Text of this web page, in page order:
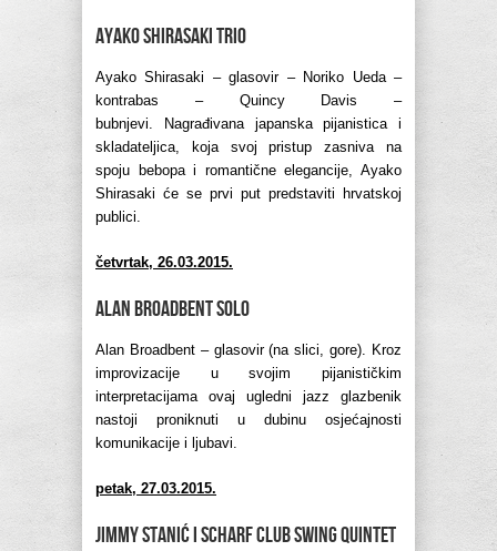
Ayako Shirasaki Trio
Ayako Shirasaki – glasovir – Noriko Ueda –
kontrabas – Quincy Davis –
bubnjevi. Nagrađivana japanska pijanistica i
skladateljica, koja svoj pristup zasniva na
spoju bebopa i romantične elegancije, Ayako
Shirasaki će se prvi put predstaviti hrvatskoj
publici.
četvrtak, 26.03.2015.
Alan Broadbent solo
Alan Broadbent – glasovir (na slici, gore). Kroz
improvizacije u svojim pijanističkim
interpretacijama ovaj ugledni jazz glazbenik
nastoji proniknuti u dubinu osjećajnosti
komunikacije i ljubavi.
petak, 27.03.2015.
Jimmy Stanić i Scharf Club Swing Quintet